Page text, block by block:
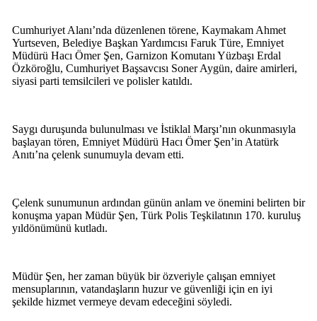
Cumhuriyet Alanı’nda düzenlenen törene, Kaymakam Ahmet
Yurtseven, Belediye Başkan Yardımcısı Faruk Türe, Emniyet
Müdürü Hacı Ömer Şen, Garnizon Komutanı Yüzbaşı Erdal
Özköroğlu, Cumhuriyet Başsavcısı Soner Aygün, daire amirleri,
siyasi parti temsilcileri ve polisler katıldı.
Saygı duruşunda bulunulması ve İstiklal Marşı’nın okunmasıyla
başlayan tören, Emniyet Müdürü Hacı Ömer Şen’in Atatürk
Anıtı’na çelenk sunumuyla devam etti.
Çelenk sunumunun ardından günün anlam ve önemini belirten bir
konuşma yapan Müdür Şen, Türk Polis Teşkilatının 170. kuruluş
yıldönümünü kutladı.
Müdür Şen, her zaman büyük bir özveriyle çalışan emniyet
mensuplarının, vatandaşların huzur ve güvenliği için en iyi
şekilde hizmet vermeye devam edeceğini söyledi.